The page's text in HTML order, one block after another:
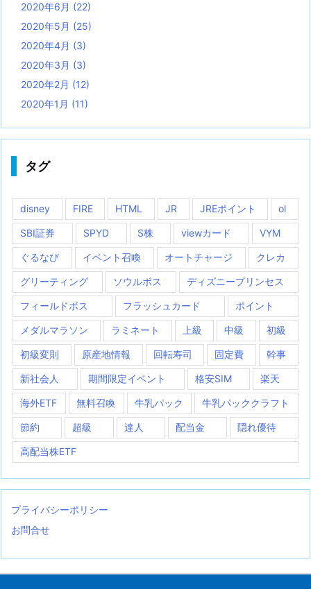
2020年6月 (22)
2020年5月 (25)
2020年4月 (3)
2020年3月 (3)
2020年2月 (12)
2020年1月 (11)
タグ
disney FIRE HTML JR JREポイント ol
SBI証券 SPYD S株 viewカード VYM
ぐるなび イベント召喚 オートチャージ クレカ
グリーティング ソウルボス ディズニープリンセス
フィールドボス フラッシュカード ポイント
メダルマラソン ラミネート 上級 中級 初級
初級変則 原産地情報 回転寿司 固定費 幹事
新社会人 期間限定イベント 格安SIM 楽天
海外ETF 無料召喚 牛乳パック 牛乳パッククラフト
節約 超級 達人 配当金 隠れ優待
高配当株ETF
プライバシーポリシー
お問合せ